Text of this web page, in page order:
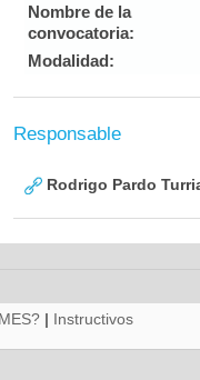
Nombre de la
convocatoria:
Modalidad:
Responsable
Rodrigo Pardo
| Instructivos